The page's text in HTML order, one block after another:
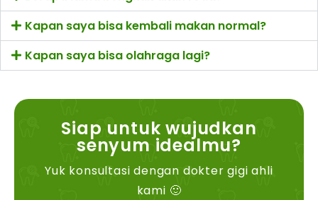
Kapan saya bisa kembali makan normal?
Kapan saya bisa olahraga lagi?
Siap untuk wujudkan
senyum idealmu?
Yuk konsultasi dengan dokter gigi ahli
kami 🙂